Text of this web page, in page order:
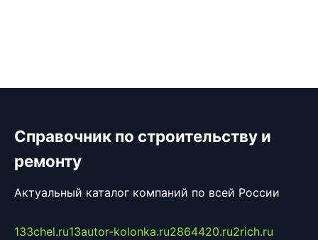
Справочник по строительству и
ремонту
Актуальный каталог компаний по всей России
133chel.ru13autor-kolonka.ru2864420.ru2rich.ru